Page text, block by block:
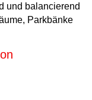
und balancierend
Parkbänke